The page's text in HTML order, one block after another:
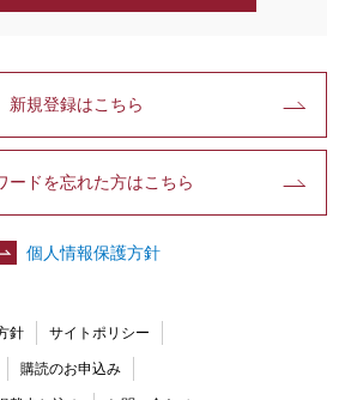
新規登録はこちら
ードを忘れた方はこちら
個人情報保護方針
針 サイトポリシー
購読のお申込み